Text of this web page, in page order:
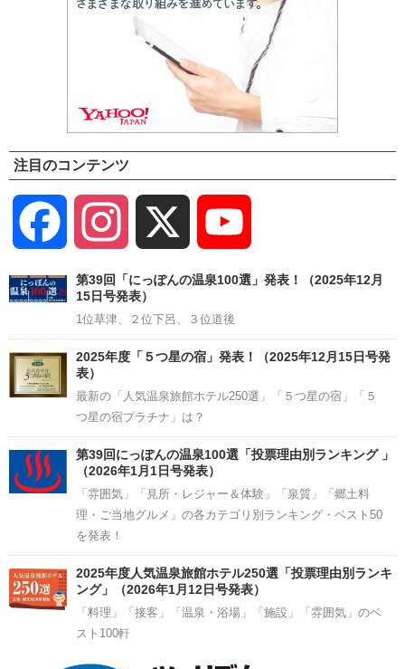
注目のコンテンツ
Facebook Instagram
Channel
第39回「にっぽんの温泉100選」発表！（2025年12月
15日号発表）
1位草津、２位下呂、３位道後
2025年度「５つ星の宿」発表！（2025年12月15日号発
表）
最新の「人気温泉旅館ホテル250選」「５つ星の宿」「５
つ星の宿プラチナ」は？
第39回にっぽんの温泉100選「投票理由別ランキング 」
（2026年1月1日号発表）
「雰囲気」「見所・レジャー＆体験」「泉質」「郷土料
理・ご当地グルメ」の各カテゴリ別ランキング・ベスト50
を発表！
2025年度人気温泉旅館ホテル250選「投票理由別ランキ
ング」（2026年1月12日号発表）
「料理」「接客」「温泉・浴場」「施設」「雰囲気」のベ
スト100軒